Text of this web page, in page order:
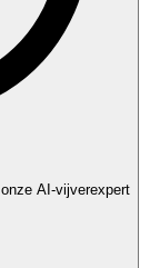
AI-vijverexpert